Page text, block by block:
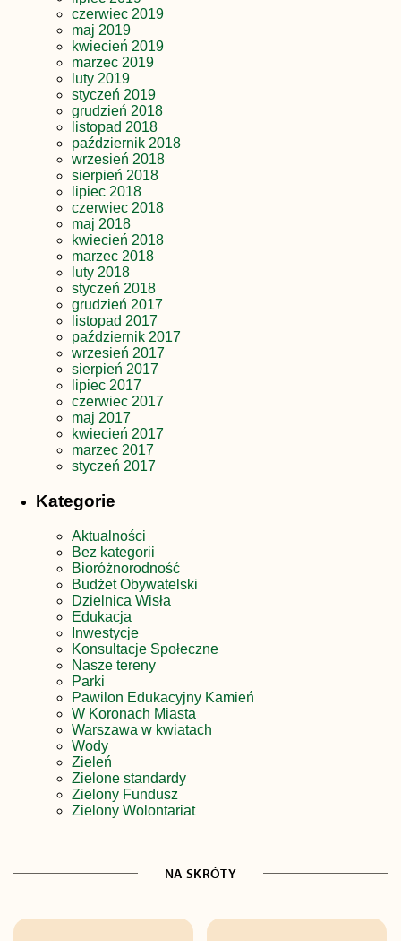
czerwiec 2019
maj 2019
kwiecień 2019
marzec 2019
luty 2019
styczeń 2019
grudzień 2018
listopad 2018
październik 2018
wrzesień 2018
sierpień 2018
lipiec 2018
czerwiec 2018
maj 2018
kwiecień 2018
marzec 2018
luty 2018
styczeń 2018
grudzień 2017
listopad 2017
październik 2017
wrzesień 2017
sierpień 2017
lipiec 2017
czerwiec 2017
maj 2017
kwiecień 2017
marzec 2017
styczeń 2017
Kategorie
Aktualności
Bez kategorii
Bioróżnorodność
Budżet Obywatelski
Dzielnica Wisła
Edukacja
Inwestycje
Konsultacje Społeczne
Nasze tereny
Parki
Pawilon Edukacyjny Kamień
W Koronach Miasta
Warszawa w kwiatach
Wody
Zieleń
Zielone standardy
Zielony Fundusz
Zielony Wolontariat
NA SKRÓTY